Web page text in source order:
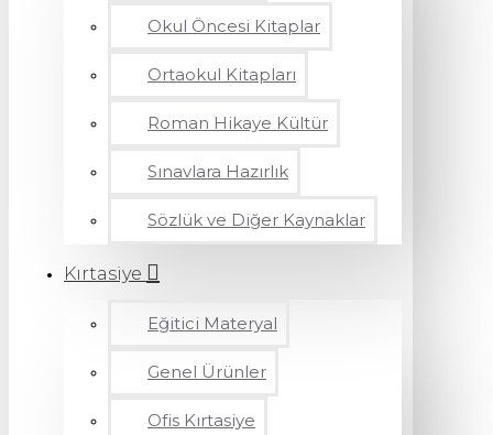
Okul Öncesi Kitaplar
Ortaokul Kitapları
Roman Hikaye Kültür
Sınavlara Hazırlık
Sözlük ve Diğer Kaynaklar
Kırtasiye
Eğitici Materyal
Genel Ürünler
Ofis Kırtasiye